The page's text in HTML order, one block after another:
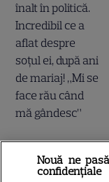
Nouă ne
confidențiale